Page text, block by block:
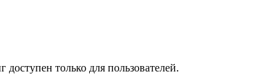
доступен только для пользователей.